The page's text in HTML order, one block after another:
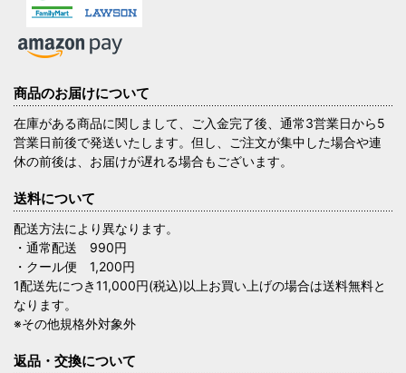
商品のお届けについて
在庫がある商品に関しまして、ご入金完了後、通常3営業日から5
営業日前後で発送いたします。但し、ご注文が集中した場合や連
休の前後は、お届けが遅れる場合もございます。
送料について
配送方法により異なります。
・通常配送 990円
・クール便 1,200円
1配送先につき11,000円(税込)以上お買い上げの場合は送料無料と
なります。
※その他規格外対象外
返品・交換について